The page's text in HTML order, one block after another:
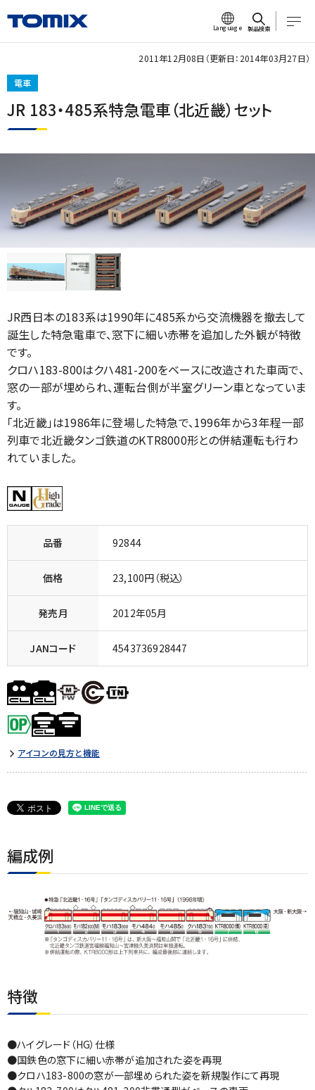
Language 製品検索
電車
JR 183・485系特急電車（北近畿）セット
2011年12月08日（更新日：2014年03月27日）
JR西日本の183系は1990年に485系から交流機器を撤去して
誕生した特急電車で、窓下に細い赤帯を追加した外観が特徴
です。
クロハ183-800はクハ481-200をベースに改造された車両で、
窓の一部が埋められ、運転台側が半室グリーン車となっていま
す。
「北近畿」は1986年に登場した特急で、1996年から3年程一部
列車で北近畿タンゴ鉄道のKTR8000形との併結運転も行わ
れていました。
品番 92844
価格 23,100円（税込）
発売月 2012年05月
JANコード 4543736928447
アイコンの見方と機能
編成例
特徴
●ハイグレード（HG）仕様
●国鉄色の窓下に細い赤帯が追加された姿を再現
●クロハ183-800の窓が一部埋められた姿を新規製作にて再現